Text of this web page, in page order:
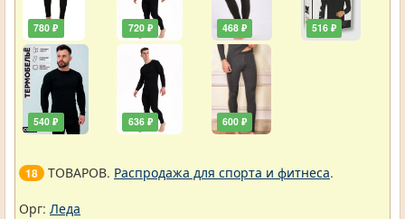
780 ₽
540 ₽
720 ₽
636 ₽
468 ₽
600 ₽
516 ₽
18 ТОВАРОВ. Распродажа для спорта и фитнеса.
Орг: Леда